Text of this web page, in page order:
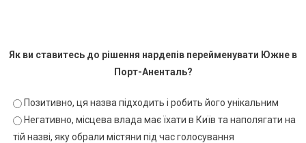
Як ви ставитесь до рішення нардепів перейменувати Южне в
Порт-Аненталь?
Позитивно, ця назва підходить і робить його унікальним
Негативно, місцева влада має їхати в Київ та наполягати на
тій назві, яку обрали містяни під час голосування